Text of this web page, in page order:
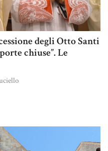
degli Otto Santi
chiuse”. Le